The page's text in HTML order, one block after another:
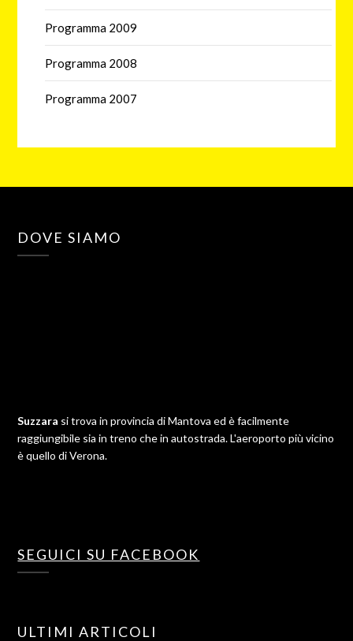
Programma 2009
Programma 2008
Programma 2007
DOVE SIAMO
Suzzara si trova in provincia di Mantova ed è facilmente
raggiungibile sia in treno che in autostrada. L'aeroporto più vicino
è quello di Verona.
SEGUICI SU FACEBOOK
ULTIMI ARTICOLI